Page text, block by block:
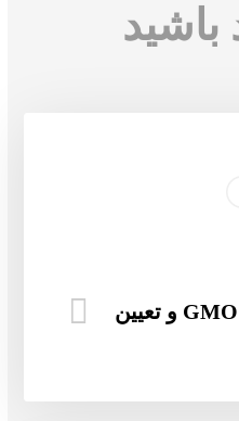
باشید
آزمون تراریختگی یا GMO و تعیین